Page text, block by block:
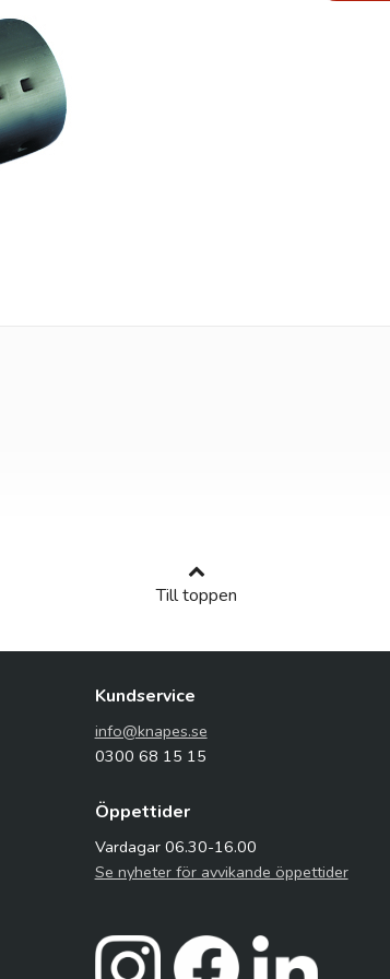
Till toppen
Kundservice
info@knapes.se
0300 68 15 15
Öppettider
Vardagar 06.30-16.00
Se nyheter för avvikande öppettider